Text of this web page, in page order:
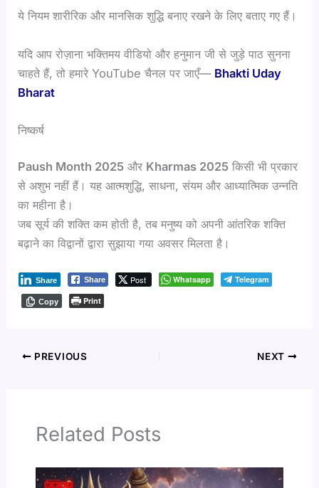
ये नियम शारीरिक और मानसिक शुद्धि बनाए रखने के लिए बताए गए हैं।
यदि आप रोज़ाना भक्तिमय वीडियो और हनुमान जी से जुड़े पाठ सुनना
चाहते हैं, तो हमारे YouTube चैनल पर जाएँ— Bhakti Uday
Bharat
निष्कर्ष
Paush Month 2025 और Kharmas 2025 किसी भी प्रकार
से अशुभ नहीं हैं। यह आत्मशुद्धि, साधना, संयम और आध्यात्मिक उन्नति
का महीना है।
जब सूर्य की शक्ति कम होती है, तब मनुष्य को अपनी आंतरिक शक्ति
बढ़ाने का विद्वानों द्वारा सुझाया गया अवसर मिलता है।
Share Post
Share Whatsapp Telegram
Copy Print
PREVIOUS NEXT
Related Posts